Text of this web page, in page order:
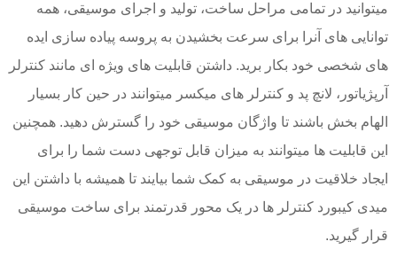
میتوانید در تمامی مراحل ساخت، تولید و اجرای موسیقی، همه
توانایی های آنرا برای سرعت بخشیدن به پروسه پیاده سازی ایده
های شخصی خود بکار برید. داشتن قابلیت های ویژه ای مانند کنترلر
آرپژیاتور، لانچ پد و کنترلر های میکسر میتوانند در حین کار بسیار
الهام بخش باشند تا واژگان موسیقی خود را گسترش دهید. همچنین
این قابلیت ها میتوانند به میزان قابل توجهی دست شما را برای
ایجاد خلاقیت در موسیقی به کمک شما بیایند تا همیشه با داشتن این
میدی کیبورد کنترلر ها در یک محور قدرتمند برای ساخت موسیقی
قرار گیرید.